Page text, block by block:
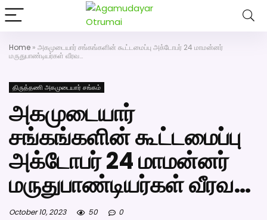
Home » அகமுடையார் சங்கங்களின் கூட்டமைப்பு அக்டோபர் 24 மாமன்னர்
மருதுபாண்டியர்கள் வீரவ…
திருத்தணி அகமுடையார் சங்கம்
அகமுடையார்
சங்கங்களின் கூட்டமைப்பு
அக்டோபர் 24 மாமன்னர்
மருதுபாண்டியர்கள் வீரவ…
October 10, 2023 50 0
அகமுடையார் திருமண வரன்களுக்கு அகமுடையார்மேட்ரி-
பெண் வீட்டாருக்கு 100% இலவச திருமண சேவை! வாட்ஸப்
Click Here to Download Matrimony App